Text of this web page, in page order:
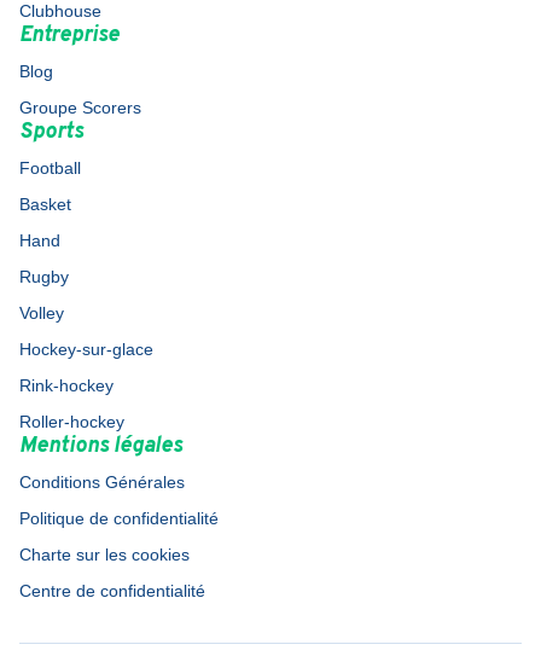
Clubhouse
Entreprise
Blog
Groupe Scorers
Sports
Football
Basket
Hand
Rugby
Volley
Hockey-sur-glace
Rink-hockey
Roller-hockey
Mentions légales
Conditions Générales
Politique de confidentialité
Charte sur les cookies
Centre de confidentialité